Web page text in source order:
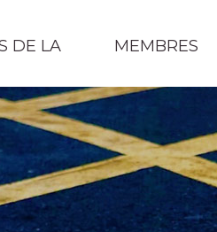
DE LA
MEMBRES